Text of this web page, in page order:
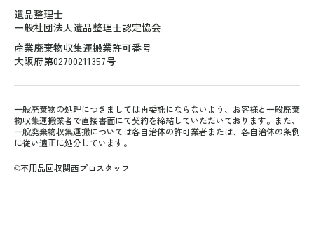
遺品整理士
一般社団法人遺品整理士認定協会
産業廃棄物収集運搬業許可番号
大阪府第02700211357号
一般廃棄物の処理につきましては再委託にならないよう、お客様と一般廃棄
物収集運搬業者で直接書面にて契約を締結していただいております。また、
一般廃棄物収集運搬については各自治体の許可業者または、各自治体の条例
に従い適正に処分しています。
©不用品回収関西プロスタッフ